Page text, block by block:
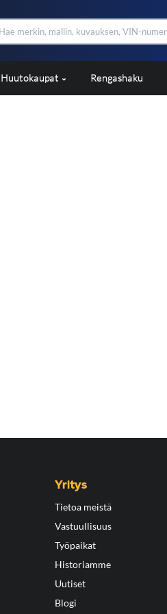
Huutokaupat Rengashaku
Yritys
Tietoa meistä
Vastuullisuus
Työpaikat
Historiamme
Uutiset
Blogi